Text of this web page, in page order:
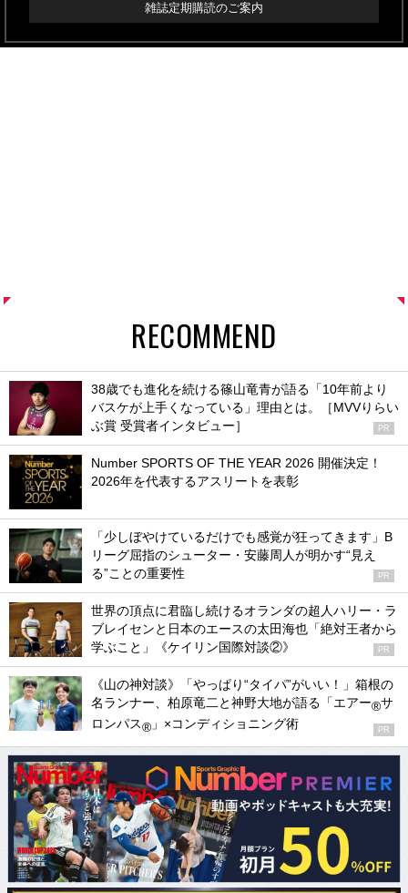
雑誌定期購読のご案内
RECOMMEND
38歳でも進化を続ける篠山竜青が語る「10年前より
バスケが上手くなっている」理由とは。［MVVりらい
ぶ賞 受賞者インタビュー］
PR
Number SPORTS OF THE YEAR 2026 開催決定！
2026年を代表するアスリートを表彰
「少しぼやけているだけでも感覚が狂ってきます」B
リーグ屈指のシューター・安藤周人が明かす“見え
る”ことの重要性
PR
世界の頂点に君臨し続けるオランダの超人ハリー・ラ
ブレイセンと日本のエースの太田海也「絶対王者から
学ぶこと」《ケイリン国際対談②》
PR
《山の神対談》「やっぱり“タイパ”がいい！」箱根の
名ランナー、柏原竜二と神野大地が語る「エアー®サ
ロンパス® 」×コンディショニング術 PR